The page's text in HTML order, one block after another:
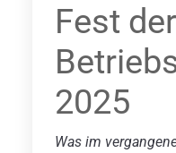
Fest der
2025
Was im